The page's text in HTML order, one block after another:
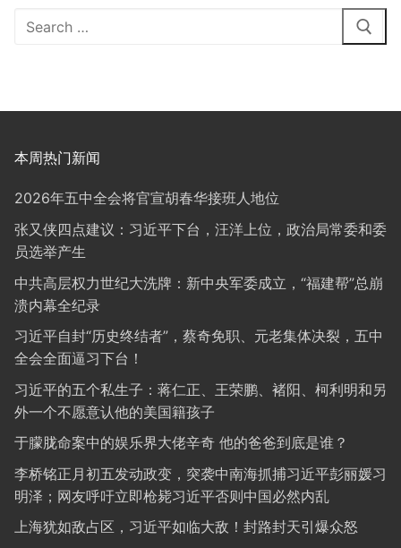
Search
本周热门新闻
2026年五中全会将官宣胡春华接班人地位
张又侠四点建议：习近平下台，汪洋上位，政治局常委和委
员选举产生
中共高层权力世纪大洗牌：新中央军委成立，“福建帮”总崩
溃内幕全纪录
习近平自封“历史终结者”，蔡奇免职、元老集体决裂，五中
全会全面逼习下台！
习近平的五个私生子：蒋仁正、王荣鹏、褚阳、柯利明和另
外一个不愿意认他的美国籍孩子
于朦胧命案中的娱乐界大佬辛奇 他的爸爸到底是谁？
李桥铭正月初五发动政变，突袭中南海抓捕习近平彭丽媛习
明泽；网友呼吁立即枪毙习近平否则中国必然内乱
上海犹如敌占区，习近平如临大敌！封路封天引爆众怒